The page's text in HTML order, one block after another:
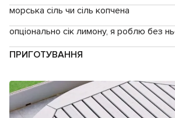
морська сіль чи сіль копчена
опціонально сік лимону, я роблю без
ПРИГОТУВАННЯ